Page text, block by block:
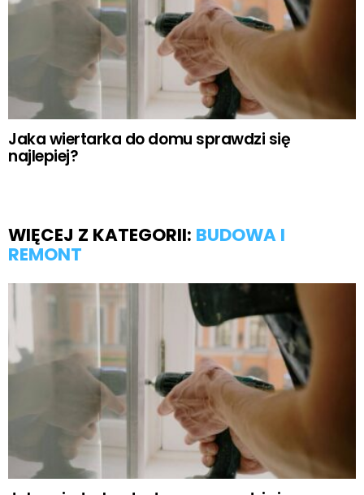
Jaka wiertarka do domu sprawdzi się
najlepiej?
WIĘCEJ Z KATEGORII: BUDOWA I
REMONT